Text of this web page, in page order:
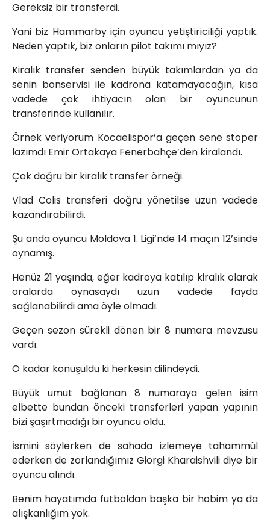
Gereksiz bir transferdi.
Yani biz Hammarby için oyuncu yetiştiriciliği yaptık.
Neden yaptık, biz onların pilot takımı mıyız?
Kiralık transfer senden büyük takımlardan ya da
senin bonservisi ile kadrona katamayacağın, kısa
vadede çok ihtiyacın olan bir oyuncunun
transferinde kullanılır.
Örnek veriyorum Kocaelispor’a geçen sene stoper
lazımdı Emir Ortakaya Fenerbahçe’den kiralandı.
Çok doğru bir kiralık transfer örneği.
Vlad Colis transferi doğru yönetilse uzun vadede
kazandırabilirdi.
Şu anda oyuncu Moldova 1. Ligi’nde 14 maçın 12’sinde
oynamış.
Henüz 21 yaşında, eğer kadroya katılıp kiralık olarak
oralarda oynasaydı uzun vadede fayda
sağlanabilirdi ama öyle olmadı.
Geçen sezon sürekli dönen bir 8 numara mevzusu
vardı.
O kadar konuşuldu ki herkesin dilindeydi.
Büyük umut bağlanan 8 numaraya gelen isim
elbette bundan önceki transferleri yapan yapının
bizi şaşırtmadığı bir oyuncu oldu.
İsmini söylerken de sahada izlemeye tahammül
ederken de zorlandığımız Giorgi Kharaishvili diye bir
oyuncu alındı.
Benim hayatımda futboldan başka bir hobim ya da
alışkanlığım yok.